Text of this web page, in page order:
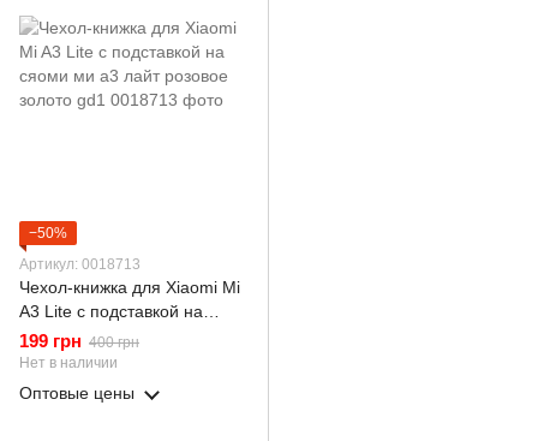
−50%
Артикул: 0018713
Чехол-книжка для Xiaomi Mi
A3 Lite с подставкой на
сяоми ми а3 лайт розовое
золото gd1
199 грн 400 грн
Нет в наличии
Оптовые цены